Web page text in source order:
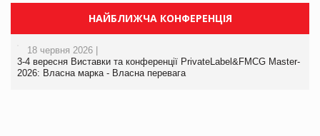
НАЙБЛИЖЧА КОНФЕРЕНЦІЯ
18 червня 2026 |
3-4 вересня Виставки та конференції PrivateLabel&FMCG Master-
2026: Власна марка - Власна перевага